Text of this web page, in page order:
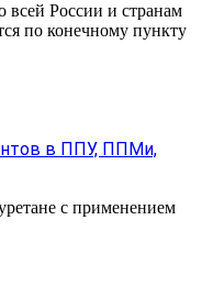
всей России и странам
по конечному пункту
в ППУ, ППМи,
с применением